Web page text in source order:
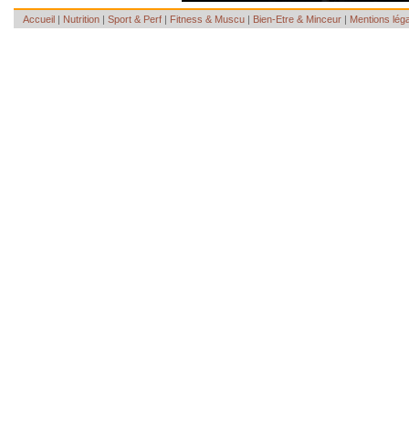
Accueil | Nutrition | Sport & Perf | Fitness & Muscu | Bien-Etre & Minceur | Mentions